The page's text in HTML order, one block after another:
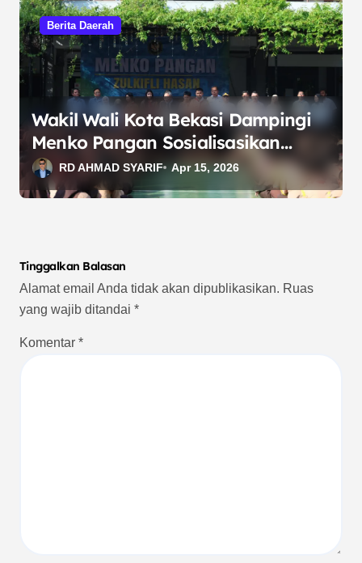
Berita Daerah
Wakil Wali Kota Bekasi Dampingi
Menko Pangan Sosialisasikan
Program MBG dan Tinjau Pasar
Murah
RD AHMAD SYARIF Apr 15, 2026
Tinggalkan Balasan
Alamat email Anda tidak akan dipublikasikan. Ruas
yang wajib ditandai *
Komentar *